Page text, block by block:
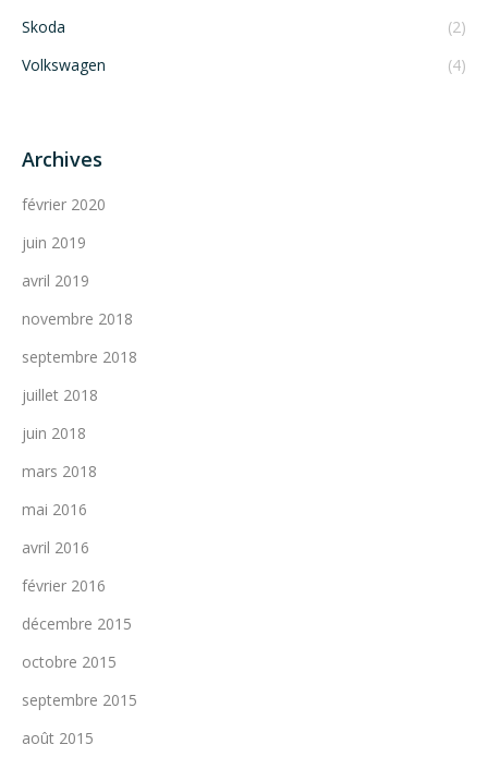
Skoda
(2)
Volkswagen
(4)
Archives
février 2020
juin 2019
avril 2019
novembre 2018
septembre 2018
juillet 2018
juin 2018
mars 2018
mai 2016
avril 2016
février 2016
décembre 2015
octobre 2015
septembre 2015
août 2015